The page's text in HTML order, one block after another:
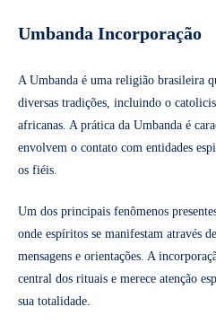
Umbanda Incorporação
A Umbanda é uma religião brasileira
diversas tradições, incluindo o
africanas. A prática da Umbanda é
envolvem o contato com entidades
os fiéis.
Um dos principais fenômenos
onde espíritos se manifestam através
mensagens e orientações. A
central dos rituais e merece atenção
sua totalidade.